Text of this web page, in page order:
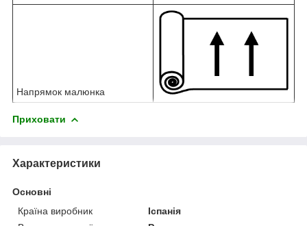
Напрямок малюнка
Приховати
Характеристики
Основні
Країна виробник
Іспанія